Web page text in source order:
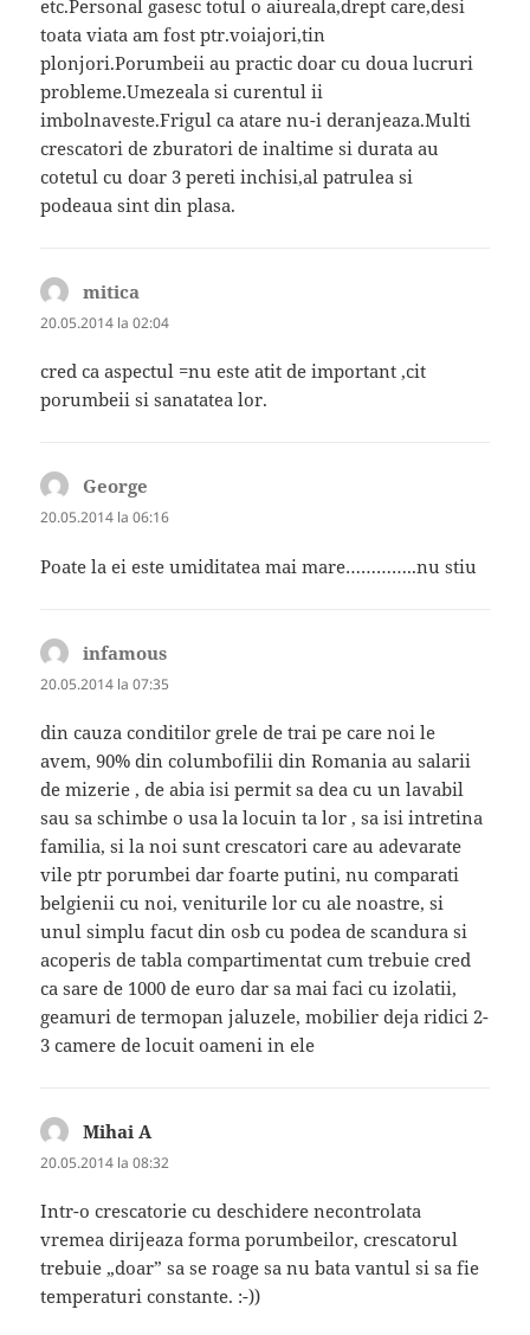
etc.Personal gasesc totul o aiureala,drept care,desi
toata viata am fost ptr.voiajori,tin
plonjori.Porumbeii au practic doar cu doua lucruri
probleme.Umezeala si curentul ii
imbolnaveste.Frigul ca atare nu-i deranjeaza.Multi
crescatori de zburatori de inaltime si durata au
cotetul cu doar 3 pereti inchisi,al patrulea si
podeaua sint din plasa.
mitica
20.05.2014 la 02:04
cred ca aspectul =nu este atit de important ,cit
porumbeii si sanatatea lor.
George
20.05.2014 la 06:16
Poate la ei este umiditatea mai mare…………..nu stiu
infamous
20.05.2014 la 07:35
din cauza conditilor grele de trai pe care noi le
avem, 90% din columbofilii din Romania au salarii
de mizerie , de abia isi permit sa dea cu un lavabil
sau sa schimbe o usa la locuin ta lor , sa isi intretina
familia, si la noi sunt crescatori care au adevarate
vile ptr porumbei dar foarte putini, nu comparati
belgienii cu noi, veniturile lor cu ale noastre, si
unul simplu facut din osb cu podea de scandura si
acoperis de tabla compartimentat cum trebuie cred
ca sare de 1000 de euro dar sa mai faci cu izolatii,
geamuri de termopan jaluzele, mobilier deja ridici 2-
3 camere de locuit oameni in ele
Mihai A
20.05.2014 la 08:32
Intr-o crescatorie cu deschidere necontrolata
vremea dirijeaza forma porumbeilor, crescatorul
trebuie „doar” sa se roage sa nu bata vantul si sa fie
temperaturi constante. :-))